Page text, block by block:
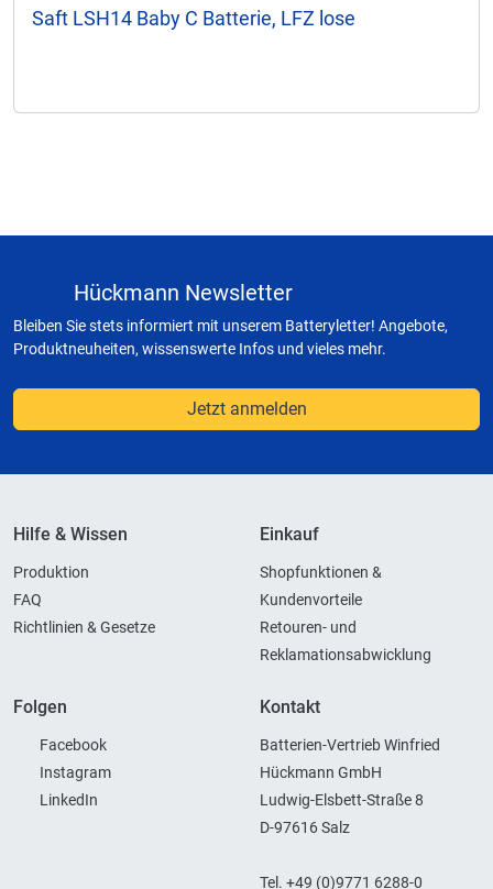
Saft LSH14 Baby C Batterie, LFZ lose
Hückmann Newsletter
Bleiben Sie stets informiert mit unserem Batteryletter! Angebote,
Produktneuheiten, wissenswerte Infos und vieles mehr.
Jetzt anmelden
Hilfe & Wissen
Produktion
FAQ
Richtlinien & Gesetze
Einkauf
Shopfunktionen &
Kundenvorteile
Retouren- und
Reklamationsabwicklung
Folgen
Facebook
Instagram
LinkedIn
Kontakt
Batterien-Vertrieb Winfried
Hückmann GmbH
Ludwig-Elsbett-Straße 8
D-97616 Salz
Tel. +49 (0)9771 6288-0